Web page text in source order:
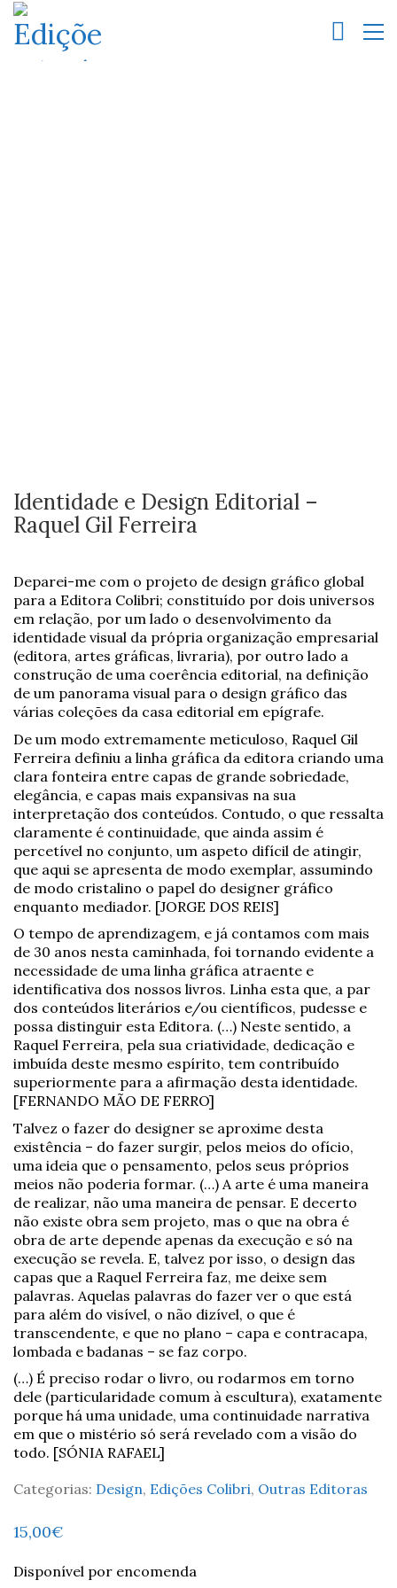
Identidade e Design Editorial –
Raquel Gil Ferreira
Deparei-me com o projeto de design gráfico global
para a Editora Colibri; constituído por dois universos
em relação, por um lado o desenvolvimento da
identidade visual da própria organização empresarial
(editora, artes gráficas, livraria), por outro lado a
construção de uma coerência editorial, na definição
de um panorama visual para o design gráfico das
várias coleções da casa editorial em epígrafe.
De um modo extremamente meticuloso, Raquel Gil
Ferreira definiu a linha gráfica da editora criando uma
clara fonteira entre capas de grande sobriedade,
elegância, e capas mais expansivas na sua
interpretação dos conteúdos. Contudo, o que ressalta
claramente é continuidade, que ainda assim é
percetível no conjunto, um aspeto difícil de atingir,
que aqui se apresenta de modo exemplar, assumindo
de modo cristalino o papel do designer gráfico
enquanto mediador. [JORGE DOS REIS]
O tempo de aprendizagem, e já contamos com mais
de 30 anos nesta caminhada, foi tornando evidente a
necessidade de uma linha gráfica atraente e
identificativa dos nossos livros. Linha esta que, a par
dos conteúdos literários e/ou científicos, pudesse e
possa distinguir esta Editora. (…) Neste sentido, a
Raquel Ferreira, pela sua criatividade, dedicação e
imbuída deste mesmo espírito, tem contribuído
superiormente para a afirmação desta identidade.
[FERNANDO MÃO DE FERRO]
Talvez o fazer do designer se aproxime desta
existência – do fazer surgir, pelos meios do ofício,
uma ideia que o pensamento, pelos seus próprios
meios não poderia formar. (…) A arte é uma maneira
de realizar, não uma maneira de pensar. E decerto
não existe obra sem projeto, mas o que na obra é
obra de arte depende apenas da execução e só na
execução se revela. E, talvez por isso, o design das
capas que a Raquel Ferreira faz, me deixe sem
palavras. Aquelas palavras do fazer ver o que está
para além do visível, o não dizível, o que é
transcendente, e que no plano – capa e contracapa,
lombada e badanas – se faz corpo.
(…) É preciso rodar o livro, ou rodarmos em torno
dele (particularidade comum à escultura), exatamente
porque há uma unidade, uma continuidade narrativa
em que o mistério só será revelado com a visão do
todo. [SÓNIA RAFAEL]
Categorias: Design, Edições Colibri, Outras Editoras
15,00€
Disponível por encomenda